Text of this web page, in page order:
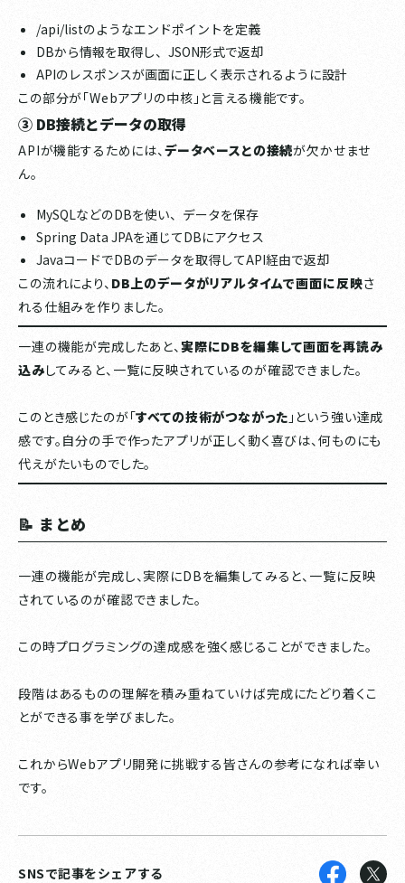
/api/listのようなエンドポイントを定義
DBから情報を取得し、JSON形式で返却
APIのレスポンスが画面に正しく表示されるように設計
この部分が「Webアプリの中核」と言える機能です。
③ DB接続とデータの取得
APIが機能するためには、データベースとの接続が欠かせませ
ん。
MySQLなどのDBを使い、データを保存
Spring Data JPAを通じてDBにアクセス
JavaコードでDBのデータを取得してAPI経由で返却
この流れにより、 DB上のデータがリアルタイムで画面に反映さ
れる仕組みを作りました。
一連の機能が完成したあと、実際にDBを編集して画面を再読み
込みしてみると、一覧に反映されているのが確認できました。
このとき感じたのが「すべての技術がつながった 」という強い達成
感です。自分の手で作ったアプリが正しく動く喜びは、何ものにも
代えがたいものでした。
📝 まとめ
一連の機能が完成し、実際にDBを編集してみると、一覧に反映
されているのが確認できました。
この時プログラミングの達成感を強く感じることができました。
段階はあるものの理解を積み重ねていけば完成にたどり着くこ
とができる事を学びました。
これからWebアプリ開発に挑戦する皆さんの参考になれば幸い
です。
SNSで記事をシェアする